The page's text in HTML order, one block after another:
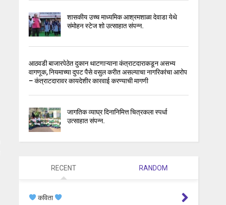
शासकीय उच्च माध्यमिक आश्रमशाळा देवाडा येथे
संमोहन स्टेज शो उत्साहात संपन्न.
आठवडी बाजारपेठेत दुकान थाटणाऱ्याना कंत्राटदाराकडून असभ्य
वागणूक, नियमाच्या दुपट पैसे वसुल करीत असल्याचा नागरिकांचा आरोप
– कंत्राटदारावर कायदेशीर कारवाई करण्याची मागणी
जागतिक व्याघ्र दिनानिमित्त चित्रकला स्पर्धा
उत्साहात संपन्न.
RECENT RANDOM
कविता